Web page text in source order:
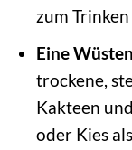
zum
Eine
trockene,
Kakteen
oder Kies als